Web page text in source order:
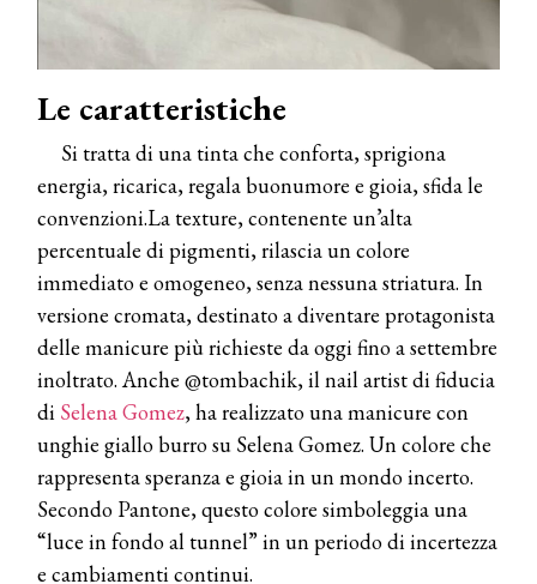
Le caratteristiche
Si tratta di una tinta che conforta, sprigiona
energia, ricarica, regala buonumore e gioia, sfida le
convenzioni.La texture, contenente un’alta
percentuale di pigmenti, rilascia un colore
immediato e omogeneo, senza nessuna striatura. In
versione cromata, destinato a diventare protagonista
delle manicure più richieste da oggi fino a settembre
inoltrato. Anche @tombachik, il nail artist di fiducia
di Selena Gomez, ha realizzato una manicure con
unghie giallo burro su Selena Gomez. Un colore che
rappresenta speranza e gioia in un mondo incerto.
Secondo Pantone, questo colore simboleggia una
“luce in fondo al tunnel” in un periodo di incertezza
e cambiamenti continui.